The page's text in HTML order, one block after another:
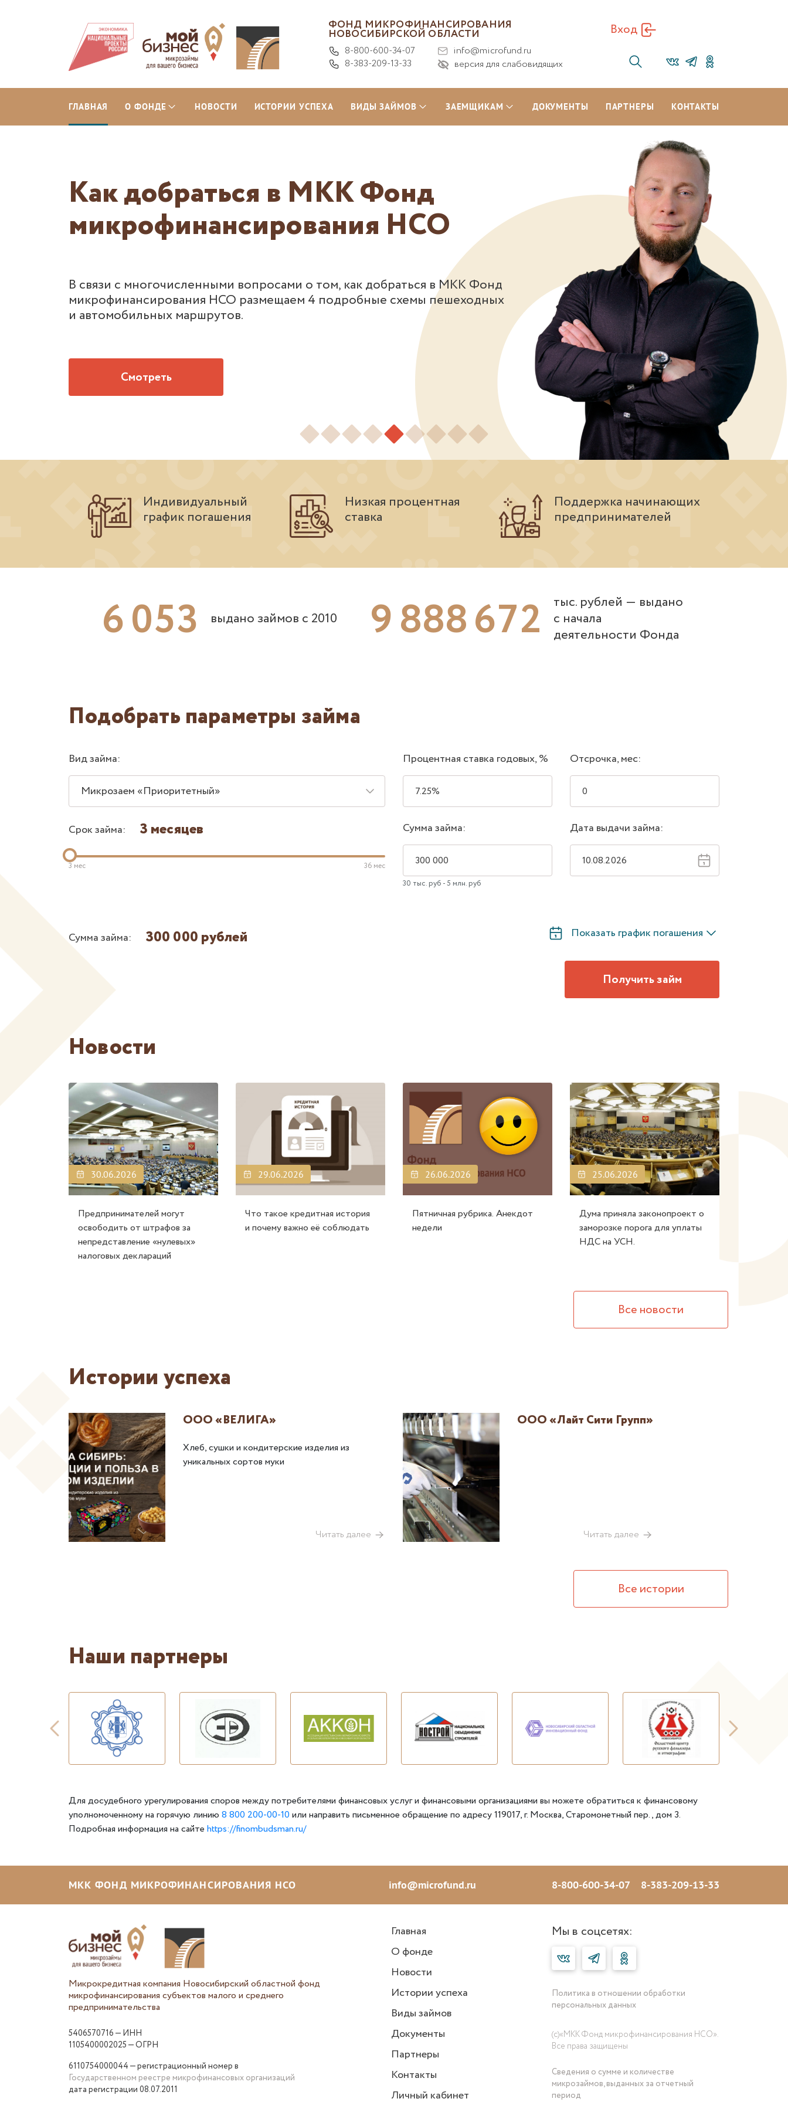
ФОНД МИКРОФИНАНСИРОВАНИЯ
НОВОСИБИРСКОЙ ОБЛАСТИ
8-800-600-34-07
8-383-209-13-33
info@microfund.ru
версия для слабовидящих
Вход
ГЛАВНАЯ О ФОНДЕ НОВОСТИ ИСТОРИИ УСПЕХА ВИДЫ ЗАЙМОВ ЗАЕМЩИКАМ ДОКУМЕНТЫ ПАРТНЕРЫ КОНТАКТЫ
Как добраться в МКК Фонд
микрофинансирования НСО
В связи с многочисленными вопросами о том, как добраться в МКК Фонд
микрофинансирования НСО размещаем 4 подробные схемы пешеходных
и автомобильных маршрутов.
Смотреть
Индивидуальный
график погашения
Низкая процентная
ставка
Поддержка начинающих
предпринимателей
6053 выдано займов с 2010 9888672
тыс. рублей ― выдано
с начала
деятельности Фонда
Подобрать параметры займа
Вид займа:
Микрозаем «Приоритетный»
Срок займа: 3 месяцев
3 мес 36 мес
Сумма займа: 300 000 рублей
Процентная ставка годовых, % Отсрочка, мес:
Сумма займа:
30 тыс. руб - 5 млн. руб
Дата выдачи займа:
Показать график погашения
Получить займ
Новости
30.06.2026
Предпринимателей могут
освободить от штрафов за
непредставление «нулевых»
налоговых деклараций
29.06.2026
Что такое кредитная история
и почему важно её соблюдать
26.06.2026
Пятничная рубрика. Анекдот
недели
25.06.2026
Дума приняла законопроект о
заморозке порога для уплаты
НДС на УСН.
Все новости
Истории успеха
ООО «ВЕЛИГА»
Хлеб, сушки и кондитерские изделия из
уникальных сортов муки
Читать далее
ООО «Лайт Сити Групп»
Читать далее
Все истории
Наши партнеры
Для досудебного урегулирования споров между потребителями финансовых услуг и финансовыми организациями вы можете обратиться к финансовому
уполномоченному на горячую линию 8 800 200-00-10 или направить письменное обращение по адресу 119017, г. Москва, Старомонетный пер., дом 3.
Подробная информация на сайте https://finombudsman.ru/
МКК ФОНД МИКРОФИНАНСИРОВАНИЯ НСО info@microfund.ru 8-800-600-34-07 8-383-209-13-33
Микрокредитная компания Новосибирский областной фонд
микрофинансирования субъектов малого и среднего
предпринимательства
5406570716 — ИНН
1105400002025 — ОГРН
6110754000044 — регистрационный номер в
Государственном реестре микрофинансовых организаций
дата регистрации 08.07.2011
Главная
О фонде
Новости
Истории успеха
Виды займов
Документы
Партнеры
Контакты
Личный кабинет
Мы в соцсетях:
Политика в отношении обработки
персональных данных
(с)«МКК Фонд микрофинансирования НСО».
Все права защищены
Сведения о сумме и количестве
микрозаймов, выданных за отчетный
период